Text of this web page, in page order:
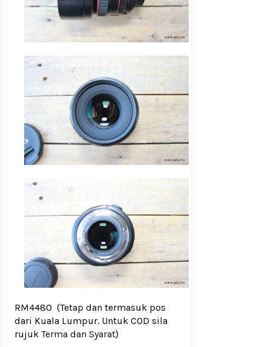
RM4480 (Tetap dan termasuk pos
dari Kuala Lumpur. Untuk COD sila
rujuk Terma dan Syarat)